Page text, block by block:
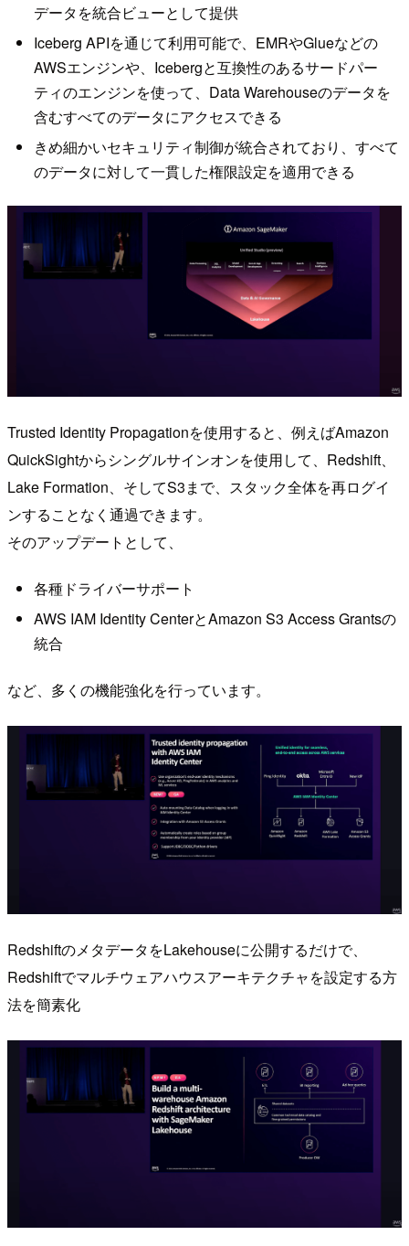
データを統合ビューとして提供
Iceberg APIを通じて利用可能で、EMRやGlueなどの
AWSエンジンや、Icebergと互換性のあるサードパー
ティのエンジンを使って、Data Warehouseのデータを
含むすべてのデータにアクセスできる
きめ細かいセキュリティ制御が統合されており、すべて
のデータに対して一貫した権限設定を適用できる
Trusted Identity Propagationを使用すると、例えばAmazon
QuickSightからシングルサインオンを使用して、Redshift、
Lake Formation、そしてS3まで、スタック全体を再ログイ
ンすることなく通過できます。
そのアップデートとして、
各種ドライバーサポート
AWS IAM Identity CenterとAmazon S3 Access Grantsの
統合
など、多くの機能強化を行っています。
RedshiftのメタデータをLakehouseに公開するだけで、
Redshiftでマルチウェアハウスアーキテクチャを設定する方
法を簡素化